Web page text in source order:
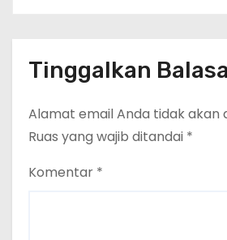
Tinggalkan
Alamat email Anda tidak akan
Ruas yang wajib ditandai *
Komentar *